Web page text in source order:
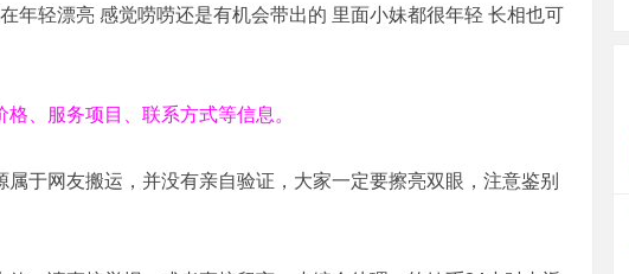
年轻漂亮 感觉唠唠还是有机会带出的 里面小妹都很年轻 长相也可
、服务项目、联系方式等信息。
于网友搬运，并没有亲自验证，大家一定要擦亮双眼，注意鉴别